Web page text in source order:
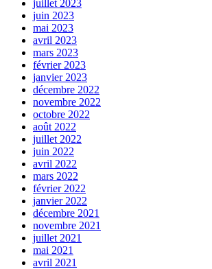
juillet 2023
juin 2023
mai 2023
avril 2023
mars 2023
février 2023
janvier 2023
décembre 2022
novembre 2022
octobre 2022
août 2022
juillet 2022
juin 2022
avril 2022
mars 2022
février 2022
janvier 2022
décembre 2021
novembre 2021
juillet 2021
mai 2021
avril 2021